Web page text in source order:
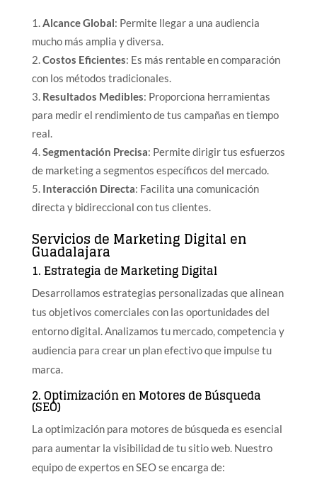
Alcance Global: Permite llegar a una audiencia
mucho más amplia y diversa.
Costos Eficientes: Es más rentable en comparación
con los métodos tradicionales.
Resultados Medibles: Proporciona herramientas
para medir el rendimiento de tus campañas en tiempo
real.
Segmentación Precisa: Permite dirigir tus esfuerzos
de marketing a segmentos específicos del mercado.
Interacción Directa: Facilita una comunicación
directa y bidireccional con tus clientes.
Servicios de Marketing Digital en
Guadalajara
1. Estrategia de Marketing Digital
Desarrollamos estrategias personalizadas que alinean
tus objetivos comerciales con las oportunidades del
entorno digital. Analizamos tu mercado, competencia y
audiencia para crear un plan efectivo que impulse tu
marca.
2. Optimización en Motores de Búsqueda
(SEO)
La optimización para motores de búsqueda es esencial
para aumentar la visibilidad de tu sitio web. Nuestro
equipo de expertos en SEO se encarga de: